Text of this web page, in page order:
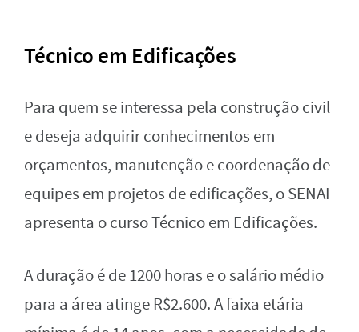
Técnico em Edificações
Para quem se interessa pela construção civil
e deseja adquirir conhecimentos em
orçamentos, manutenção e coordenação de
equipes em projetos de edificações, o SENAI
apresenta o curso Técnico em Edificações.
A duração é de 1200 horas e o salário médio
para a área atinge R$2.600. A faixa etária